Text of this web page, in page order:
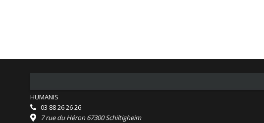
HUMANIS
03 88 26 26 26
7 rue du Héron 67300 Schiltigheim